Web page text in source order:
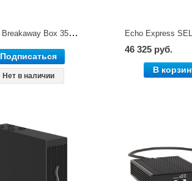
eGFX Breakaway Box 350 внешний контейнер для подключения PCI-E видеокарты Sonnet
Подписаться
Нет в наличии
46 325 руб.
В